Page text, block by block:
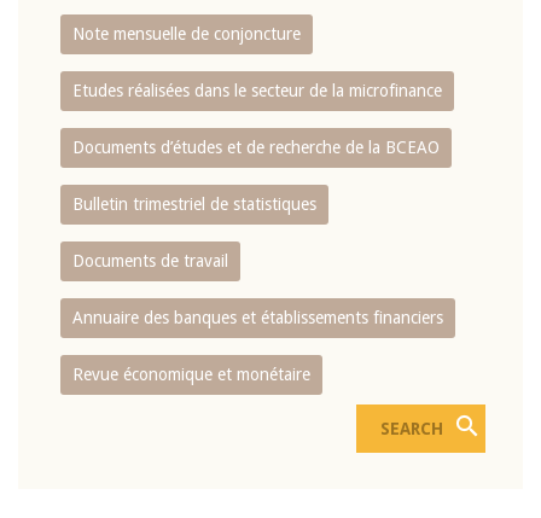
Note mensuelle de conjoncture
Etudes réalisées dans le secteur de la microfinance
Documents d’études et de recherche de la BCEAO
Bulletin trimestriel de statistiques
Documents de travail
Annuaire des banques et établissements financiers
Revue économique et monétaire